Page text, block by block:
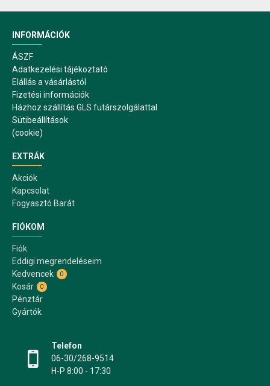
INFORMÁCIÓK
ÁSZF
Adatkezelési tájékoztató
Elállás a vásárlástól
Fizetési információk
Házhoz szállítás GLS futárszolgálattal
Sütibeállítások
(cookie)
EXTRÁK
Akciók
Kapcsolat
Fogyasztó Barát
FIÓKOM
Fiók
Eddigi megrendeléseim
Kedvencek
0
Kosár 0
Pénztár
Gyártók
Telefon
06-30/268-9514
H-P 8:00 - 17:30